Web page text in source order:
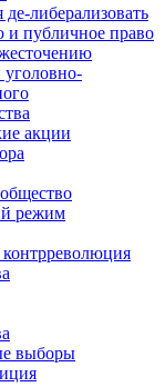
либерализовать
и публичное право
уголовно-
акции
режим
выборы